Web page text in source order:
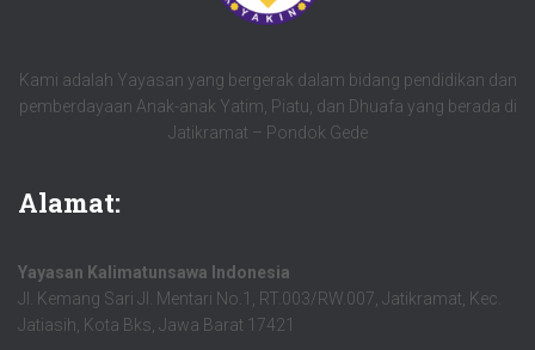
Kami adalah Yayasan yang bergerak dalam bidang pendidikan dan
pemberdayaan Anak-anak Yatim, Piatu, dan Dhuafa yang berada di
Jatikramat – Pondok Gede
Alamat:
Yayasan Kalimatunsawa Indonesia
Jl. Kemang Sari Jl. Mentari No.1, RT.003/RW.007, Jatikramat, Kec.
Jatiasih, Kota Bks, Jawa Barat 17421